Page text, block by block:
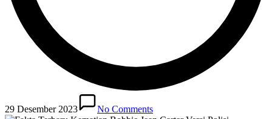
29 Desember 2023 No Comments